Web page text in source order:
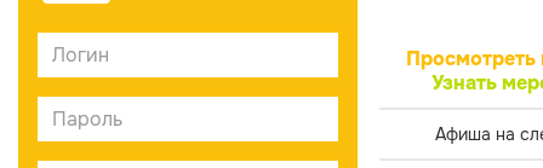
Просмотреть
Узнать
Афиша на